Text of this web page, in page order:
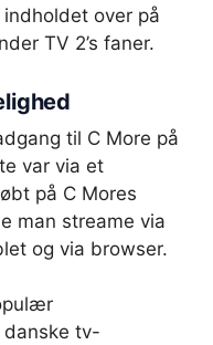
over på
TV 2’s faner.
til C More på
var via et
på C Mores
man streame via
og via browser.
danske tv-